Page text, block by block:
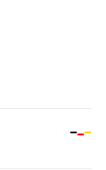
00:00-24:00